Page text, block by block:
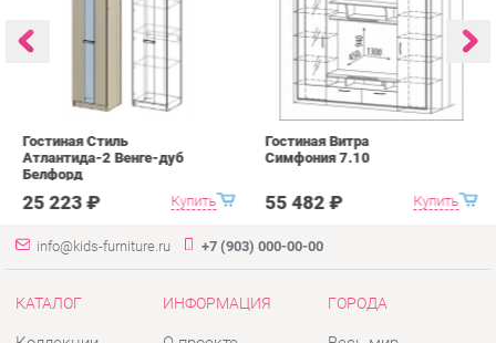
Купить
25 223 ₽ Купить
55 482 ₽
+7 (903) 000-00-00
Коллекции
Диваны
О проекте
Контакты
Екатеринбург